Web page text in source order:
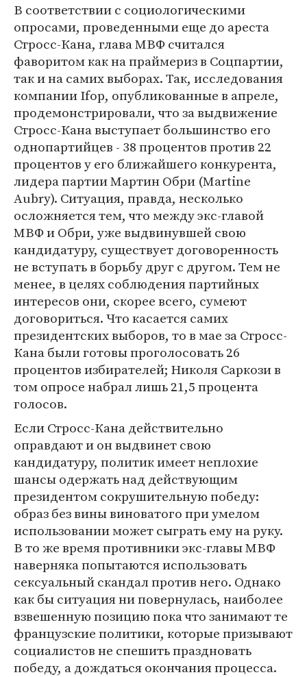
В соответствии с социологическими
опросами, проведенными еще до ареста
Стросс-Кана, глава МВФ считался
фаворитом как на праймериз в Соцпартии,
так и на самих выборах. Так, исследования
компании Ifop, опубликованные в апреле,
продемонстрировали, что за выдвижение
Стросс-Кана выступает большинство его
однопартийцев - 38 процентов против 22
процентов у его ближайшего конкурента,
лидера партии Мартин Обри (Martine
Aubry). Ситуация, правда, несколько
осложняется тем, что между экс-главой
МВФ и Обри, уже выдвинувшей свою
кандидатуру, существует договоренность
не вступать в борьбу друг с другом. Тем не
менее, в целях соблюдения партийных
интересов они, скорее всего, сумеют
договориться. Что касается самих
президентских выборов, то в мае за Стросс-
Кана были готовы проголосовать 26
процентов избирателей; Николя Саркози в
том опросе набрал лишь 21,5 процента
голосов.
Если Стросс-Кана действительно
оправдают и он выдвинет свою
кандидатуру, политик имеет неплохие
шансы одержать над действующим
президентом сокрушительную победу:
образ без вины виноватого при умелом
использовании может сыграть ему на руку.
В то же время противники экс-главы МВФ
наверняка попытаются использовать
сексуальный скандал против него. Однако
как бы ситуация ни повернулась, наиболее
взвешенную позицию пока что занимают те
французские политики, которые призывают
социалистов не спешить праздновать
победу, а дождаться окончания процесса.